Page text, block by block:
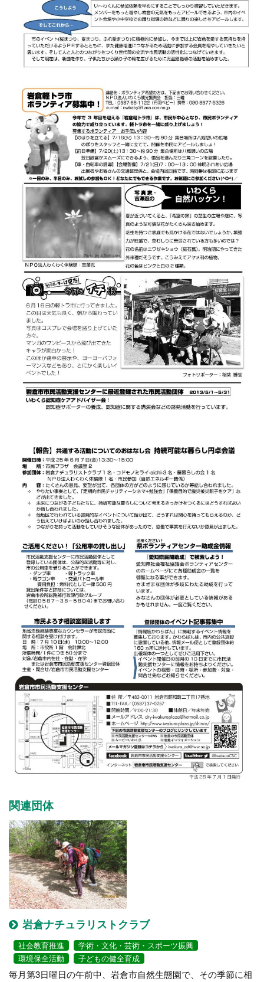
関連団体
岩倉ナチュラリストクラブ
社会教育推進
学術・文化・芸術・スポーツ振興
環境保全活動
子どもの健全育成
毎月第3日曜日の午前中、岩倉市自然生態園で、その季節に相